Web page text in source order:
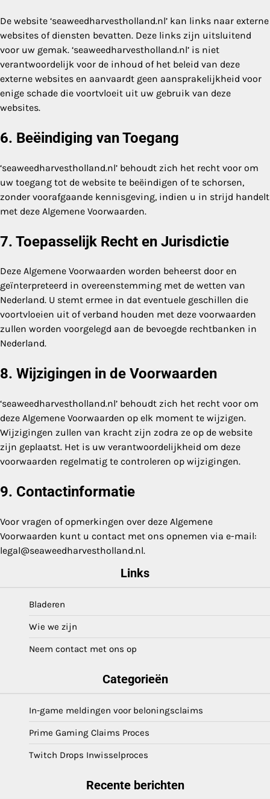
De website ‘seaweedharvestholland.nl’ kan links naar externe
websites of diensten bevatten. Deze links zijn uitsluitend
voor uw gemak. ‘seaweedharvestholland.nl’ is niet
verantwoordelijk voor de inhoud of het beleid van deze
externe websites en aanvaardt geen aansprakelijkheid voor
enige schade die voortvloeit uit uw gebruik van deze
websites.
6. Beëindiging van Toegang
‘seaweedharvestholland.nl’ behoudt zich het recht voor om
uw toegang tot de website te beëindigen of te schorsen,
zonder voorafgaande kennisgeving, indien u in strijd handelt
met deze Algemene Voorwaarden.
7. Toepasselijk Recht en Jurisdictie
Deze Algemene Voorwaarden worden beheerst door en
geïnterpreteerd in overeenstemming met de wetten van
Nederland. U stemt ermee in dat eventuele geschillen die
voortvloeien uit of verband houden met deze voorwaarden
zullen worden voorgelegd aan de bevoegde rechtbanken in
Nederland.
8. Wijzigingen in de Voorwaarden
‘seaweedharvestholland.nl’ behoudt zich het recht voor om
deze Algemene Voorwaarden op elk moment te wijzigen.
Wijzigingen zullen van kracht zijn zodra ze op de website
zijn geplaatst. Het is uw verantwoordelijkheid om deze
voorwaarden regelmatig te controleren op wijzigingen.
9. Contactinformatie
Voor vragen of opmerkingen over deze Algemene
Voorwaarden kunt u contact met ons opnemen via e-mail:
legal@seaweedharvestholland.nl.
Links
Bladeren
Wie we zijn
Neem contact met ons op
Categorieën
In-game meldingen voor beloningsclaims
Prime Gaming Claims Proces
Twitch Drops Inwisselproces
Recente berichten